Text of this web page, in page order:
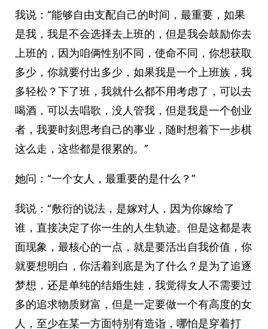
我说：“能够自由支配自己的时间，最重要，如果
是我，我是不会选择去上班的，但是我会鼓励你去
上班的，因为咱俩性别不同，使命不同，你想获取
多少，你就要付出多少，如果我是一个上班族，我
多轻松？下了班，我就什么都不用考虑了，可以去
喝酒，可以去唱歌，没人管我，但是我是一个创业
者，我要时刻思考自己的事业，随时想着下一步棋
这么走，这些都是很累的。”
她问：“一个女人，最重要的是什么？”
我说：“敷衍的说法，是嫁对人，因为你嫁给了
谁，直接决定了你一生的人生轨迹。但是这都是表
面现象，最核心的一点，就是要活出自我价值，你
就要想明白，你活着到底是为了什么？是为了追逐
梦想，还是单纯的结婚生娃，我觉得女人不需要过
多的追求物质财富，但是一定要做一个有高度的女
人，至少在某一方面特别有造诣，哪怕是穿着打